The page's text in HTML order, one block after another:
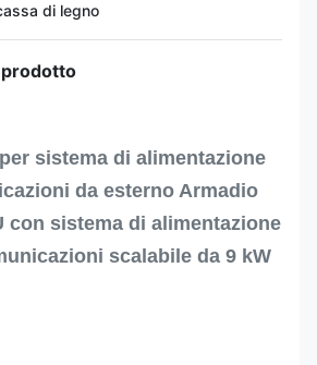
di legno
sistema di alimentazione
da esterno Armadio
con sistema di alimentazione
scalabile da 9 kW